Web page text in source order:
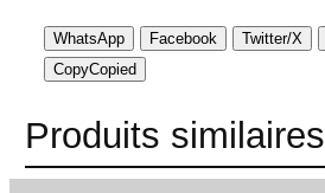
WhatsApp Facebook Twitter/X
CopyCopied
Produits similaires